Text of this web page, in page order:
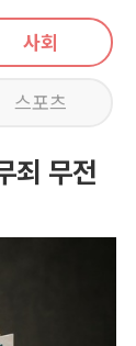
사회
스포츠
죄 무전